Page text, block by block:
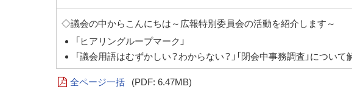
◇議会の中からこんにちは～広報特別委員会の活動を紹介します～
「ヒアリングループマーク」
「議会用語はむずかしい？わからない？」「閉会中事務調査」について
全ページ一括 (PDF: 6.47MB)